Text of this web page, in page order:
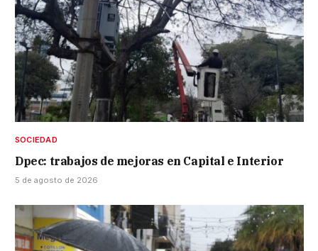
SOCIEDAD
Dpec: trabajos de mejoras en Capital e Interior
5 de agosto de 2026